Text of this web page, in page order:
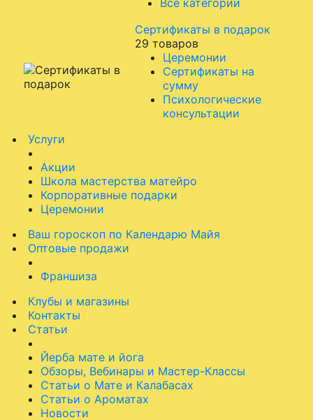
Все категории
Сертификаты в подарок
29 товаров
Церемонии
Сертификаты на
сумму
Психологические
консультации
Услуги
Акции
Школа мастерства матейро
Корпоративные подарки
Церемонии
Ваш гороскоп по Календарю Майя
Оптовые продажи
Франшиза
Клубы и магазины
Контакты
Статьи
Йерба мате и йога
Обзоры, Вебинары и Мастер-Классы
Статьи о Мате и Калабасах
Статьи о Ароматах
Новости